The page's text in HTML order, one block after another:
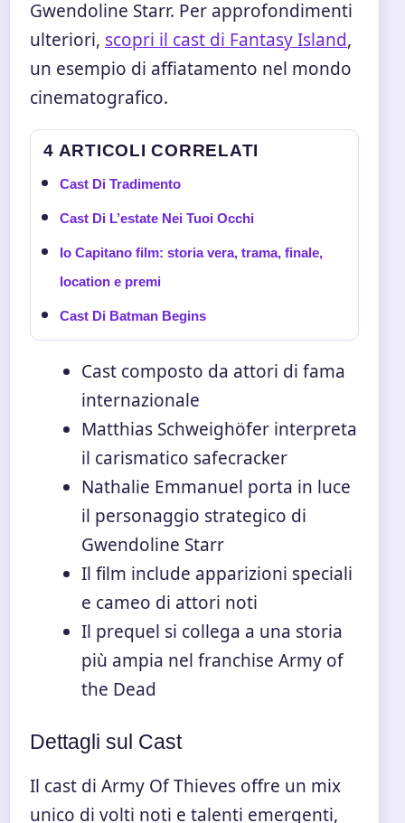
Gwendoline Starr. Per approfondimenti
ulteriori, scopri il cast di Fantasy Island,
un esempio di affiatamento nel mondo
cinematografico.
4 ARTICOLI CORRELATI
Cast Di Tradimento
Cast Di L’estate Nei Tuoi Occhi
Io Capitano film: storia vera, trama, finale,
location e premi
Cast Di Batman Begins
Cast composto da attori di fama
internazionale
Matthias Schweighöfer interpreta
il carismatico safecracker
Nathalie Emmanuel porta in luce
il personaggio strategico di
Gwendoline Starr
Il film include apparizioni speciali
e cameo di attori noti
Il prequel si collega a una storia
più ampia nel franchise Army of
the Dead
Dettagli sul Cast
Il cast di Army Of Thieves offre un mix
unico di volti noti e talenti emergenti,